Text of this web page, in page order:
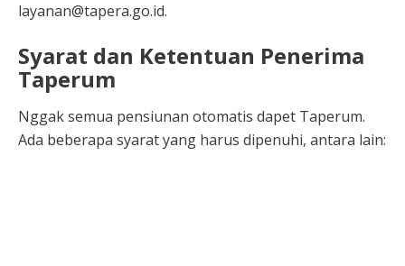
layanan@tapera.go.id.
Syarat dan Ketentuan Penerima
Taperum
Nggak semua pensiunan otomatis dapet Taperum.
Ada beberapa syarat yang harus dipenuhi, antara lain: